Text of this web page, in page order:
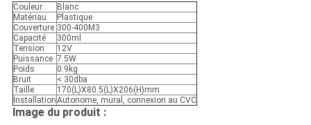
Couleur
Blanc
Matériau
Plastique
Couverture 300-400M3
Capacité
300ml
Tension
12V
Puissance 7.5W
Poids
0.9kg
Bruit
< 30dba
Taille
170(L)X80.5(L)X206(H)mm
InstallationAutonome, mural, connexion au CVC
Image du produit :